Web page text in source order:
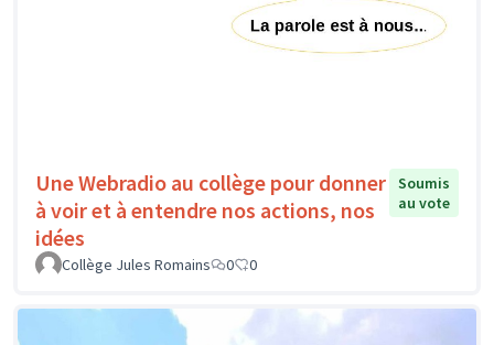
Une Webradio au collège pour donner
à voir et à entendre nos actions, nos
idées
Soumis
au vote
Collège Jules Romains 0 0